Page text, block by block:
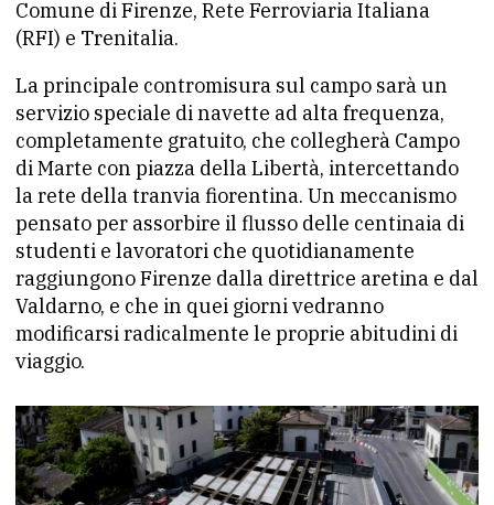
Comune di Firenze, Rete Ferroviaria Italiana
(RFI) e Trenitalia.
La principale contromisura sul campo sarà un
servizio speciale di navette ad alta frequenza,
completamente gratuito, che collegherà Campo
di Marte con piazza della Libertà, intercettando
la rete della tranvia fiorentina. Un meccanismo
pensato per assorbire il flusso delle centinaia di
studenti e lavoratori che quotidianamente
raggiungono Firenze dalla direttrice aretina e dal
Valdarno, e che in quei giorni vedranno
modificarsi radicalmente le proprie abitudini di
viaggio.